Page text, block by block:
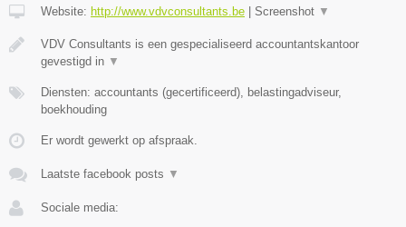
Website: http://www.vdvconsultants.be | Screenshot ▼
VDV Consultants is een gespecialiseerd accountantskantoor
gevestigd in ▼
Diensten: accountants (gecertificeerd), belastingadviseur,
boekhouding
Er wordt gewerkt op afspraak.
Laatste facebook posts ▼
Sociale media: